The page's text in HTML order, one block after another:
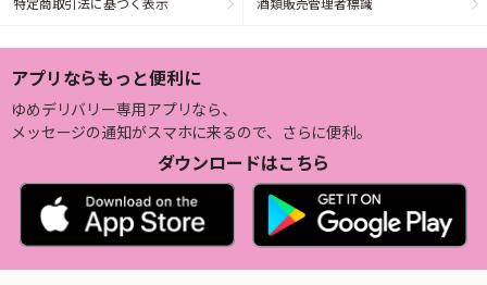
特定商取引法に基づく表示 酒類販売管理者標識
アプリならもっと便利に
ゆめデリバリー専用アプリなら、
メッセージの通知がスマホに来るので、さらに便利。
ダウンロードはこちら